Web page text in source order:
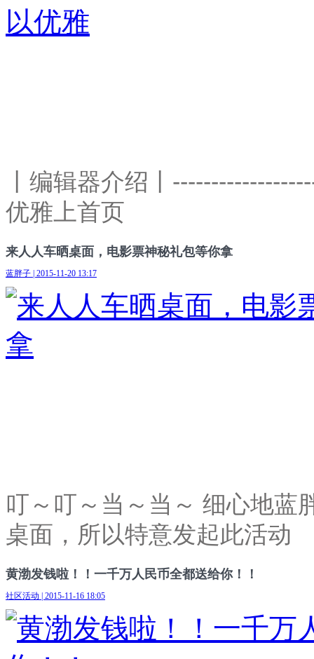
丨编辑器介绍丨
优雅上首页
来人人车晒桌面，电影票神秘礼包等你拿
蓝胖子 | 2015-11-20 13:17
叮～叮～当～当～ 细心地蓝
桌面，所以特意发起此活动
黄渤发钱啦！！一千万人民币全都送给你！！
社区活动 | 2015-11-16 18:05